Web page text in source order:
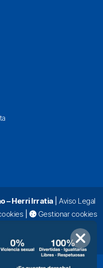
– Herri Irratia|Aviso Legal
Gestionar cookies
|
94 423 92 00|